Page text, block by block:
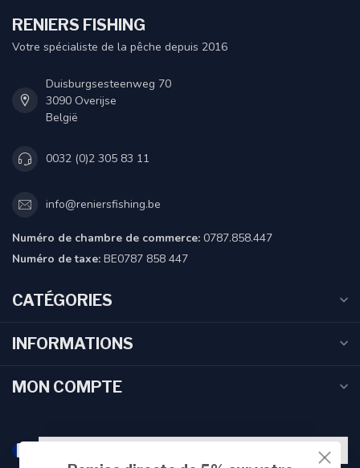
RENIERS FISHING
Votre spécialiste de la pêche depuis 2016
Duisburgsesteenweg 70
3090 Overijse
België
0032 (0)2 305 83 11
info@reniersfishing.be
Numéro de chambre de commerce: 0787.858.447
Numéro de taxe: BE0787 858 447
CATÉGORIES
INFORMATIONS
MON COMPTE